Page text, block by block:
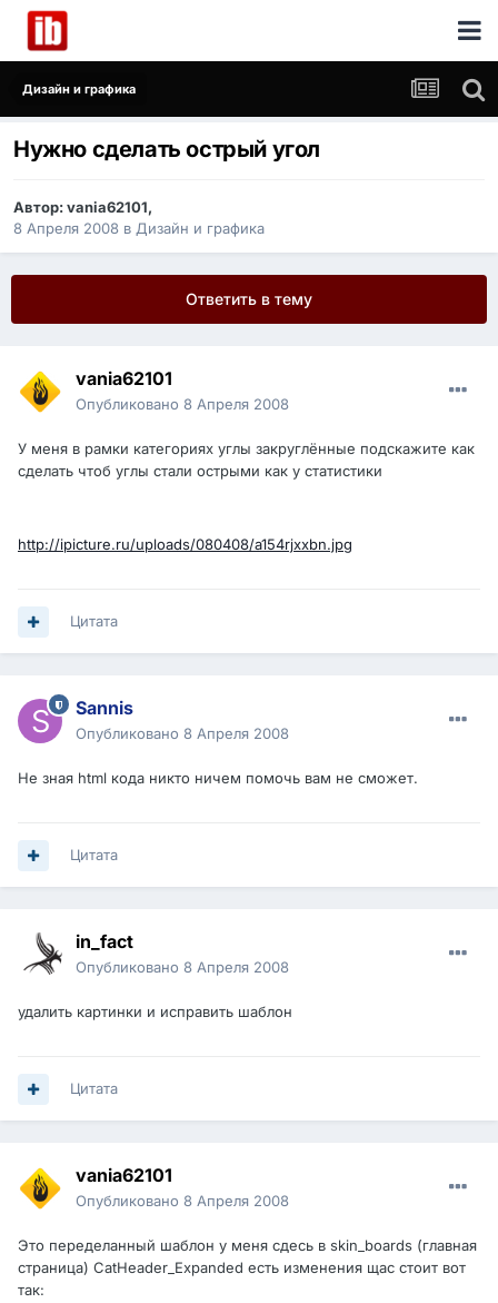
Дизайн и графика
Нужно сделать острый угол
Автор:vania62101,
8 Апреля 2008 в Дизайн и графика
Ответить в тему
vania62101
Опубликовано 8 Апреля 2008
У меня в рамки категориях углы закруглённые подскажите как
сделать чтоб углы стали острыми как у статистики
http://ipicture.ru/uploads/080408/a154rjxxbn.jpg
Цитата
Sannis
Опубликовано 8 Апреля 2008
Не зная html кода никто ничем помочь вам не сможет.
Цитата
in_fact
Опубликовано 8 Апреля 2008
удалить картинки и исправить шаблон
Цитата
vania62101
Опубликовано 8 Апреля 2008
Это переделанный шаблон у меня сдесь в skin_boards (главная
страница) CatHeader_Expanded есть изменения щас стоит вот
так: